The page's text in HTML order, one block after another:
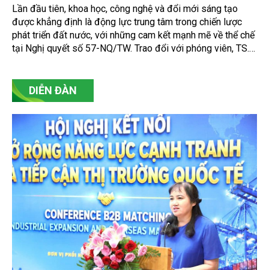
Lần đầu tiên, khoa học, công nghệ và đổi mới sáng tạo
được khẳng định là động lực trung tâm trong chiến lược
phát triển đất nước, với những cam kết mạnh mẽ về thể chế
tại Nghị quyết số 57-NQ/TW. Trao đổi với phóng viên, TS.
ngoặt chính sách có tính nền tảng, tạo cơ hội để khoa học
thoát khỏi vai trò “phụ trợ” và bước lên vị thế “chủ lực”.
DIỄN ĐÀN